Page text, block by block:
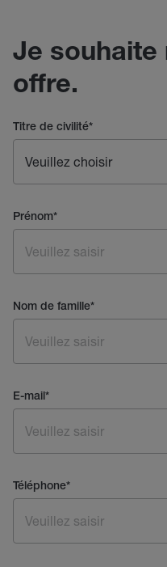
Je souhaite
offre.
Titre de civilité*
Prénom*
Nom de famille*
E-mail*
Téléphone*